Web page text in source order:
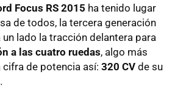
Focus RS 2015 ha tenido lugar
de todos, la tercera generación
un lado la tracción delantera para
a las cuatro ruedas, algo más
de potencia así: 320 CV de su